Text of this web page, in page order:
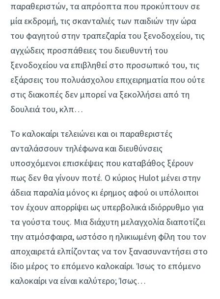
παραθεριστών, τα απρόοπτα που προκύπτουν σε
μία εκδρομή, τις σκανταλιές των παιδιών την ώρα
του φαγητού στην τραπεζαρία του ξενοδοχείου, τις
αγχώδεις προσπάθειες του διευθυντή του
ξενοδοχείου να επιβληθεί στο προσωπικό του, τις
εξάρσεις του πολυάσχολου επιχειρηματία που ούτε
στις διακοπές δεν μπορεί να ξεκολλήσει από τη
δουλειά του, κλπ…
Το καλοκαίρι τελειώνει και οι παραθεριστές
ανταλάσσουν τηλέφωνα και διευθύνσεις
υποσχόμενοι επισκέψεις που καταβάθος ξέρουν
πως δεν θα γίνουν ποτέ. Ο κύριος Hulot μένει στην
άδεια παραλία μόνος κι έρημος αφού οι υπόλοιποι
τον έχουν απορρίψει ως υπερβολικά ιδιόρρυθμο για
τα γούστα τους. Μια διάχυτη μελαγχολία διαποτίζει
την ατμόσφαιρα, ωστόσο η ηλικιωμένη φίλη του τον
αποχαιρετά ελπίζοντας να τον ξανασυναντήσει στο
ίδιο μέρος το επόμενο καλοκαίρι. Ίσως το επόμενο
καλοκαίρι να είναι καλύτερο; Ίσως…